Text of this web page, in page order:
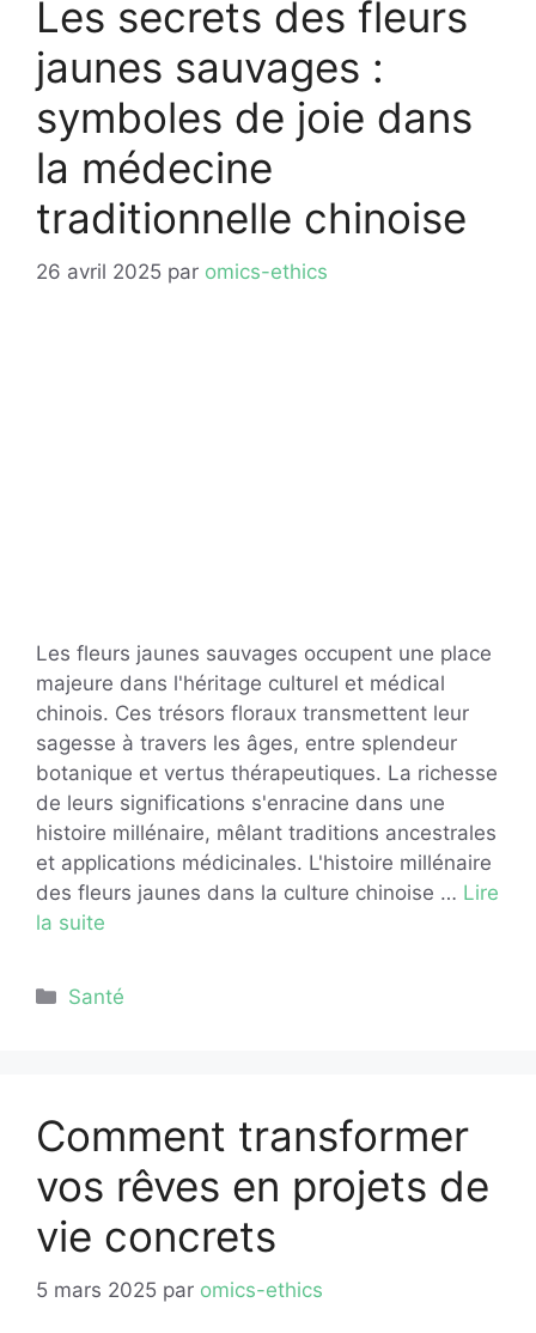
Les secrets des fleurs
jaunes sauvages :
symboles de joie dans
la médecine
traditionnelle chinoise
26 avril 2025 par omics-ethics
Les fleurs jaunes sauvages occupent une place
majeure dans l'héritage culturel et médical
chinois. Ces trésors floraux transmettent leur
sagesse à travers les âges, entre splendeur
botanique et vertus thérapeutiques. La richesse
de leurs significations s'enracine dans une
histoire millénaire, mêlant traditions ancestrales
et applications médicinales. L'histoire millénaire
des fleurs jaunes dans la culture chinoise … Lire
la suite
Catégories
Santé
Comment transformer
vos rêves en projets de
vie concrets
5 mars 2025 par omics-ethics